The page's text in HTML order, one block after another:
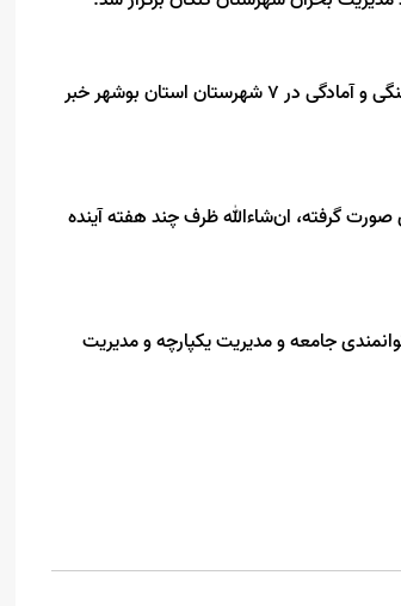
مدیر کل مدیریت بحران استانداری بوشهر از برگزاری دوره‌های آموزشی و مانور هماهنگی و آمادگی در ۷ شهرستان استان بوشهر خبر
شده و طبق برنامه‌ریزی صورت گرفته، ان‌شاءالله ظرف چند هفته آینده
جامعه و مدیریت یکپارچه و مدیریت